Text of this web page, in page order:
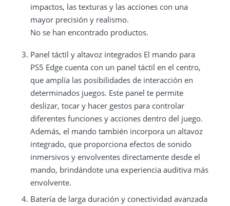
impactos, las texturas y las acciones con una
mayor precisión y realismo.
No se han encontrado productos.
Panel táctil y altavoz integrados El mando para
PS5 Edge cuenta con un panel táctil en el centro,
que amplía las posibilidades de interacción en
determinados juegos. Este panel te permite
deslizar, tocar y hacer gestos para controlar
diferentes funciones y acciones dentro del juego.
Además, el mando también incorpora un altavoz
integrado, que proporciona efectos de sonido
inmersivos y envolventes directamente desde el
mando, brindándote una experiencia auditiva más
envolvente.
Batería de larga duración y conectividad avanzada